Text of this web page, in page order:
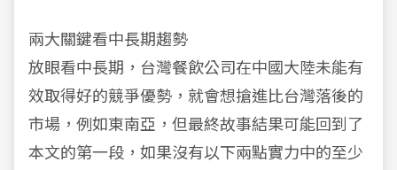
兩大關鍵看中長期趨勢
放眼看中長期，台灣餐飲公司在中國大陸未能有
效取得好的競爭優勢，就會想搶進比台灣落後的
市場，例如東南亞，但最終故事結果可能回到了
本文的第一段，如果沒有以下兩點實力中的至少